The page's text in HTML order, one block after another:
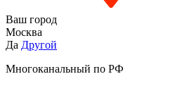
Ваш город
Москва
Да Другой
Многоканальный по РФ